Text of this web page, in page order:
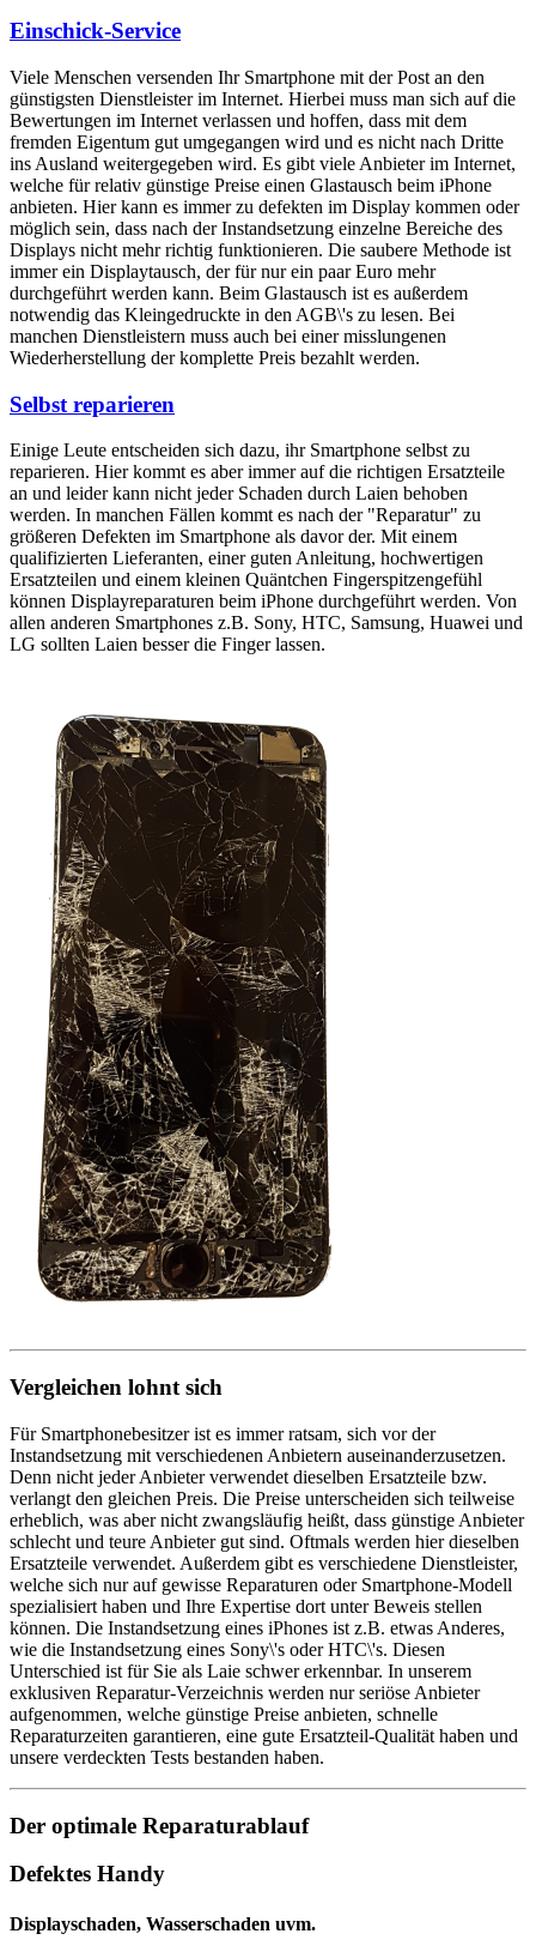
Einschick-Service
Viele Menschen versenden Ihr Smartphone mit der Post an den
günstigsten Dienstleister im Internet. Hierbei muss man sich auf die
Bewertungen im Internet verlassen und hoffen, dass mit dem
fremden Eigentum gut umgegangen wird und es nicht nach Dritte
ins Ausland weitergegeben wird. Es gibt viele Anbieter im Internet,
welche für relativ günstige Preise einen Glastausch beim iPhone
anbieten. Hier kann es immer zu defekten im Display kommen oder
möglich sein, dass nach der Instandsetzung einzelne Bereiche des
Displays nicht mehr richtig funktionieren. Die saubere Methode ist
immer ein Displaytausch, der für nur ein paar Euro mehr
durchgeführt werden kann. Beim Glastausch ist es außerdem
notwendig das Kleingedruckte in den AGB\'s zu lesen. Bei
manchen Dienstleistern muss auch bei einer misslungenen
Wiederherstellung der komplette Preis bezahlt werden.
Selbst reparieren
Einige Leute entscheiden sich dazu, ihr Smartphone selbst zu
reparieren. Hier kommt es aber immer auf die richtigen Ersatzteile
an und leider kann nicht jeder Schaden durch Laien behoben
werden. In manchen Fällen kommt es nach der "Reparatur" zu
größeren Defekten im Smartphone als davor der. Mit einem
qualifizierten Lieferanten, einer guten Anleitung, hochwertigen
Ersatzteilen und einem kleinen Quäntchen Fingerspitzengefühl
können Displayreparaturen beim iPhone durchgeführt werden. Von
allen anderen Smartphones z.B. Sony, HTC, Samsung, Huawei und
LG sollten Laien besser die Finger lassen.
Vergleichen lohnt sich
Für Smartphonebesitzer ist es immer ratsam, sich vor der
Instandsetzung mit verschiedenen Anbietern auseinanderzusetzen.
Denn nicht jeder Anbieter verwendet dieselben Ersatzteile bzw.
verlangt den gleichen Preis. Die Preise unterscheiden sich teilweise
erheblich, was aber nicht zwangsläufig heißt, dass günstige Anbieter
schlecht und teure Anbieter gut sind. Oftmals werden hier dieselben
Ersatzteile verwendet. Außerdem gibt es verschiedene Dienstleister,
welche sich nur auf gewisse Reparaturen oder Smartphone-Modell
spezialisiert haben und Ihre Expertise dort unter Beweis stellen
können. Die Instandsetzung eines iPhones ist z.B. etwas Anderes,
wie die Instandsetzung eines Sony\'s oder HTC\'s. Diesen
Unterschied ist für Sie als Laie schwer erkennbar. In unserem
exklusiven Reparatur-Verzeichnis werden nur seriöse Anbieter
aufgenommen, welche günstige Preise anbieten, schnelle
Reparaturzeiten garantieren, eine gute Ersatzteil-Qualität haben und
unsere verdeckten Tests bestanden haben.
Der optimale Reparaturablauf
Defektes Handy
Displayschaden, Wasserschaden uvm.